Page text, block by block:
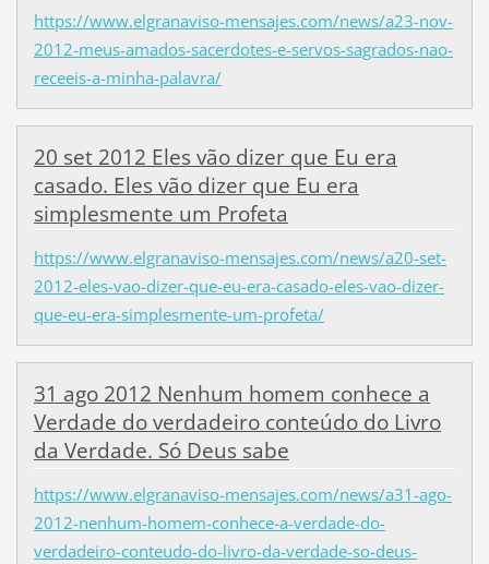
https://www.elgranaviso-mensajes.com/news/a23-nov-
2012-meus-amados-sacerdotes-e-servos-sagrados-nao-
receeis-a-minha-palavra/
20 set 2012 Eles vão dizer que Eu era
casado. Eles vão dizer que Eu era
simplesmente um Profeta
https://www.elgranaviso-mensajes.com/news/a20-set-
2012-eles-vao-dizer-que-eu-era-casado-eles-vao-dizer-
que-eu-era-simplesmente-um-profeta/
31 ago 2012 Nenhum homem conhece a
Verdade do verdadeiro conteúdo do Livro
da Verdade. Só Deus sabe
https://www.elgranaviso-mensajes.com/news/a31-ago-
2012-nenhum-homem-conhece-a-verdade-do-
verdadeiro-conteudo-do-livro-da-verdade-so-deus-